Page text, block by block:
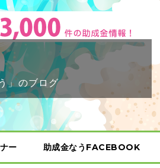
」のブログ
ー 助成金なうFACEBOOK